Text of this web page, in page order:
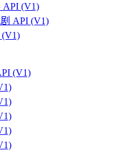
API (V1)
API (V1)
(V1)
(V1)